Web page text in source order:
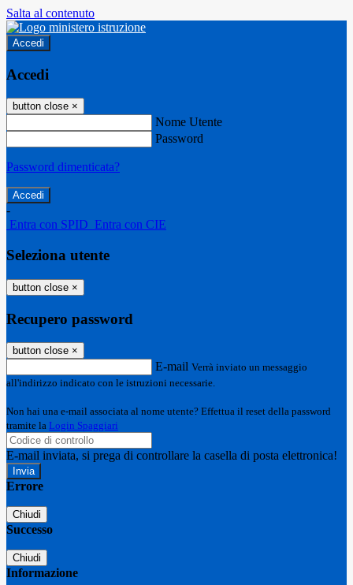
Salta al contenuto
Accedi
Accedi
button close ×
Nome Utente
Password
Password dimenticata?
-
Entra con SPID Entra con CIE
Seleziona utente
button close ×
Recupero password
button close ×
E-mail Verrà inviato un messaggio
all'indirizzo indicato con le istruzioni necessarie.
Non hai una e-mail associata al nome utente? Effettua il reset della password
tramite la Login Spaggiari
E-mail inviata, si prega di controllare la casella di posta elettronica!
Errore
Chiudi
Successo
Chiudi
Informazione